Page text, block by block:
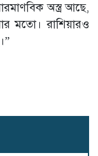
অস্ত্র আছে,
মতো। রাশিয়ারও